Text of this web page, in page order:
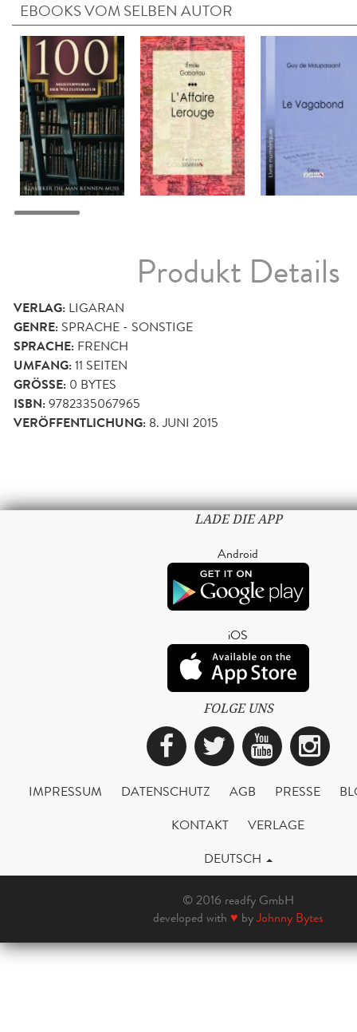
EBOOKS VOM SELBEN AUTOR
Produkt Details
VERLAG: LIGARAN
GENRE: SPRACHE - SONSTIGE
SPRACHE: FRENCH
UMFANG:11 SEITEN
GRÖSSE: 0 BYTES
ISBN:9782335067965
VERÖFFENTLICHUNG: 8. JUNI 2015
LADE DIE APP
Android
iOS
FOLGE UNS
Facebook
Twitter
IMPRESSUM DATENSCHUTZ AGB PRESSE
KONTAKT
VERLAGE
DEUTSCH
© 2016 readfy GmbH
developed with ♥ byJohnny Bytes